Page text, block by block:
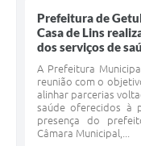
Prefeitura de
Casa de Lins
dos serviços de
A Prefeitura
reunião com o
alinhar parcerias
saúde oferecidos à
presença do
Câmara Municipal,...